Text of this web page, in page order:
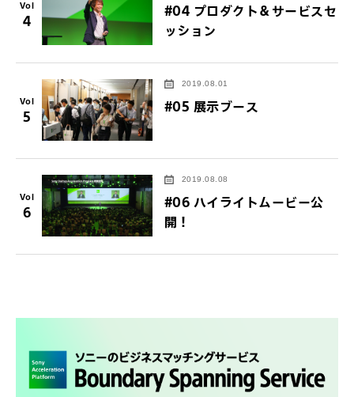
Vol
4
#04 プロダクト＆サービスセ
ッション
Vol
5
2019.08.01
#05 展示ブース
Vol
6
2019.08.08
#06 ハイライトムービー公
開！